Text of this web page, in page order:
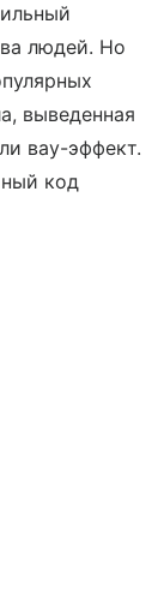
людей. Но
выведенная
вау-эффект.
код